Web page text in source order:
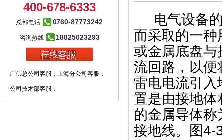
400-678-6333
总部电话 0760-87773242
咨询热线 18825023293
广佛总公司客服： 上海分公司客服：
公司技术部客服：
电气设备
而采取的一种
或金属底盘与
流回路，以便
雷电电流引
置是由接地
的金属导体
接地线。图4-